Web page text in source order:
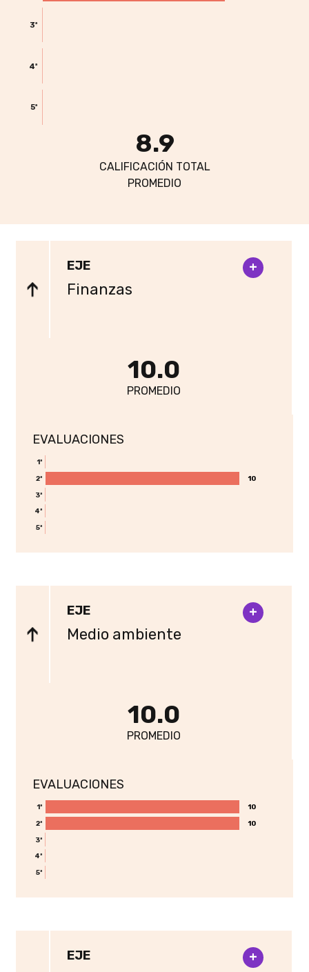
3ª
4ª
5ª
8.9
CALIFICACIÓN TOTAL
PROMEDIO
EJE
Finanzas
+
10.0
PROMEDIO
EVALUACIONES
1ª
2ª
3ª
4ª
5ª
10
10
EJE
Medio ambiente
+
10.0
PROMEDIO
EVALUACIONES
1ª
2ª
3ª
4ª
5ª
10
10
10
10
EJE +